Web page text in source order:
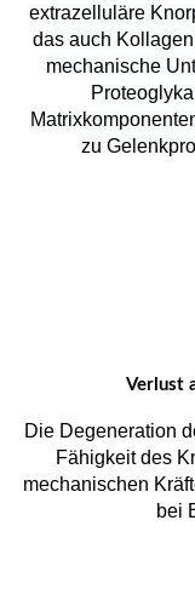
extrazelluläre
das auch
mechanische
zu
Verlust
Die Degeneration
Fähigkeit des
mechanischen
bei